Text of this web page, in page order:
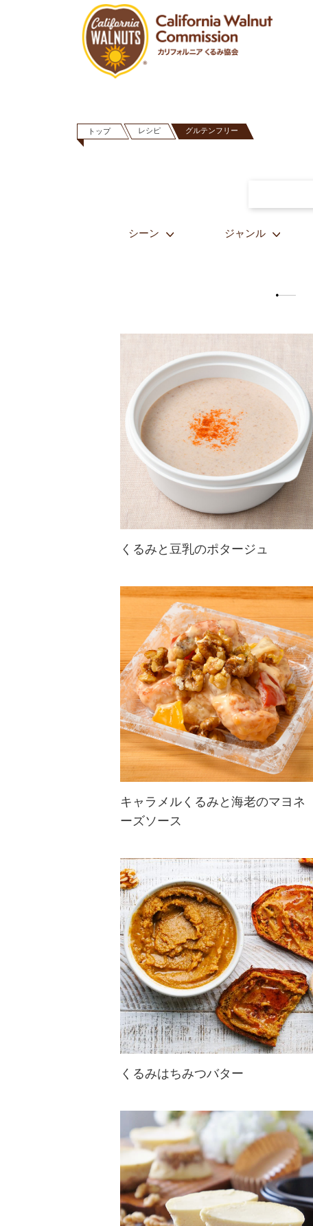
トップ レシピ グルテンフリー
シーン ジャンル
くるみと豆乳で、優しい味と風味
に。
気軽に栄養が取れるヘルシーメニュ
ー。
くるみと豆乳のポタージュ
米国中華料理チェーンの人気メニュ
ーをアレンジ。くるみを加えて、手
軽にたんぱく質を摂取。
キャラメルくるみと海老のマヨネ
ーズソース
みつバターは、バニラとはちみつの
自然な甘みとシナモンのアクセント
がくるみを引き立たせます。トース
トに塗るのはもちろん、スムージー
に入れたり、オートミールとの相性
もGoo...
くるみはちみつバター